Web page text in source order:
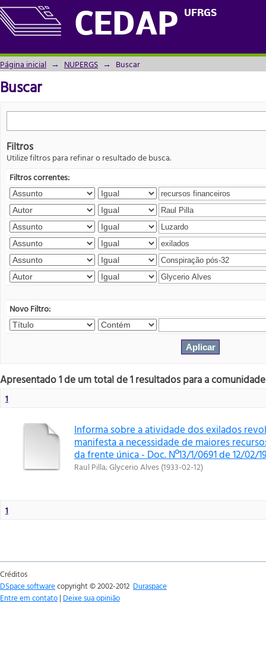
CEDAP UFRGS
Buscar
Página inicial → NUPERGS → Buscar
Buscar
Filtros
Utilize filtros para refinar o resultado de busca.
Filtros correntes:
Novo Filtro:
Apresentado 1 de um total de 1 resultados para a
1
Informa sobre a atividade dos exilados
manifesta a necessidade de maiores
da frente única - Doc. Nº13/1/0691 de 12/02/
Raul Pilla;Glycerio Alves(1933-02-12)
1
Créditos
DSpace softwarecopyright © 2002-2012 Duraspace
Entre em contato | Deixe sua opinião